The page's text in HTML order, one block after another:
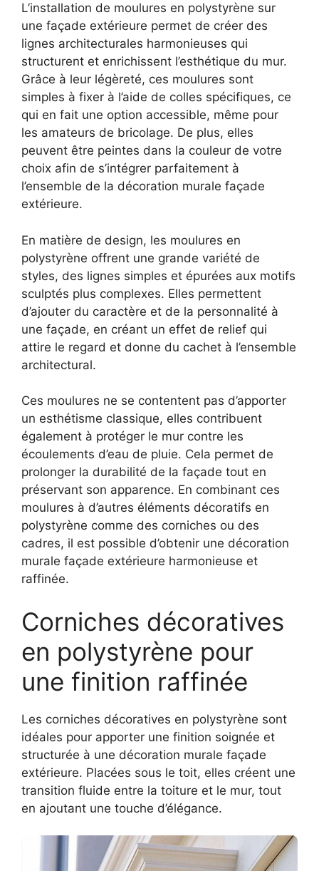
L’installation de moulures en polystyrène sur
une façade extérieure permet de créer des
lignes architecturales harmonieuses qui
structurent et enrichissent l’esthétique du mur.
Grâce à leur légèreté, ces moulures sont
simples à fixer à l’aide de colles spécifiques, ce
qui en fait une option accessible, même pour
les amateurs de bricolage. De plus, elles
peuvent être peintes dans la couleur de votre
choix afin de s’intégrer parfaitement à
l’ensemble de la décoration murale façade
extérieure.
En matière de design, les moulures en
polystyrène offrent une grande variété de
styles, des lignes simples et épurées aux motifs
sculptés plus complexes. Elles permettent
d’ajouter du caractère et de la personnalité à
une façade, en créant un effet de relief qui
attire le regard et donne du cachet à l’ensemble
architectural.
Ces moulures ne se contentent pas d’apporter
un esthétisme classique, elles contribuent
également à protéger le mur contre les
écoulements d’eau de pluie. Cela permet de
prolonger la durabilité de la façade tout en
préservant son apparence. En combinant ces
moulures à d’autres éléments décoratifs en
polystyrène comme des corniches ou des
cadres, il est possible d’obtenir une décoration
murale façade extérieure harmonieuse et
raffinée.
Corniches décoratives
en polystyrène pour
une finition raffinée
Les corniches décoratives en polystyrène sont
idéales pour apporter une finition soignée et
structurée à une décoration murale façade
extérieure. Placées sous le toit, elles créent une
transition fluide entre la toiture et le mur, tout
en ajoutant une touche d’élégance.